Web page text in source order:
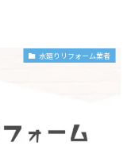
水廻りリフォーム業者